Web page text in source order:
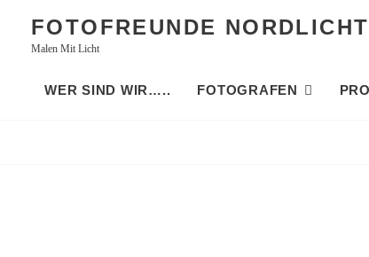
FOTOFREUNDE
Malen Mit Licht
WER SIND WIR….. FOTOGRAFEN